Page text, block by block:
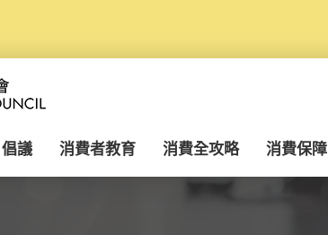
倡議 消費者教育 消費全攻略 消費保障